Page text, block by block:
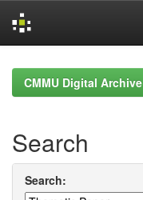
navigationCMMU Digital Archive
Search
Search: